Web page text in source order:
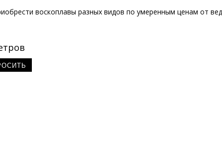
воскоплавы разных видов по умеренным ценам от